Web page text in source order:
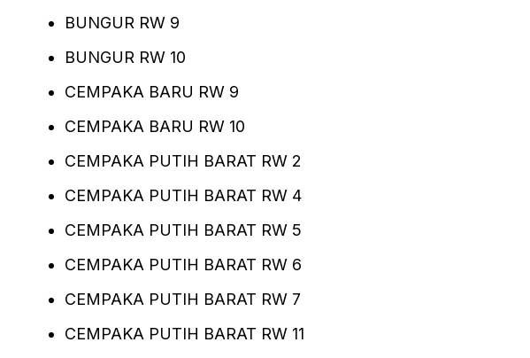
BUNGUR RW 9
BUNGUR RW 10
CEMPAKA BARU RW 9
CEMPAKA BARU RW 10
CEMPAKA PUTIH BARAT RW 2
CEMPAKA PUTIH BARAT RW 4
CEMPAKA PUTIH BARAT RW 5
CEMPAKA PUTIH BARAT RW 6
CEMPAKA PUTIH BARAT RW 7
CEMPAKA PUTIH BARAT RW 11